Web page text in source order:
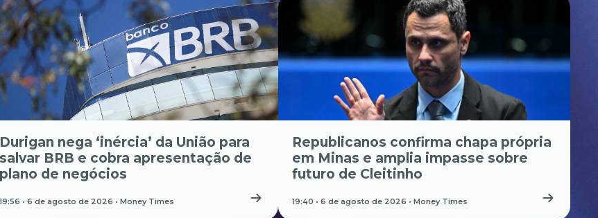
Durigan nega ‘inércia’ da União para
salvar BRB e cobra apresentação de
plano de negócios
19:56 • 6 de agosto de 2026 •Money Times
Republicanos confirma chapa própria
em Minas e amplia impasse sobre
futuro de Cleitinho
19:40 • 6 de agosto de 2026 • Money Times